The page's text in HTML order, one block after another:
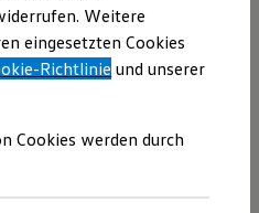
Werkstätten
& Handel
über die
GmbH
Anbieterin von
die auf dieser
Weitere
eingesetzten Cookies
Richtlinie und unserer
Cookies werden durch